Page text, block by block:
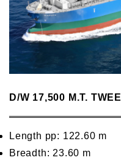
D/W 17,500 M.T.
Length pp: 122.60 m
Breadth: 23.60 m